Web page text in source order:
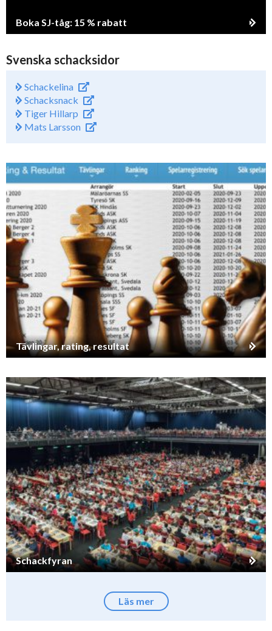
Boka SJ-tåg: 15 % rabatt
Svenska schacksidor
Schackelina
Schacksnack
Tiger Hillarp
Mats Larsson
Tävlingar, rating, resultat
Schackfyran
Läs mer